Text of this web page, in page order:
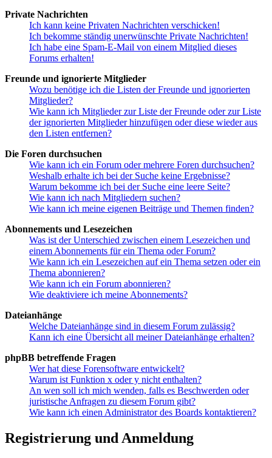
Private Nachrichten
Ich kann keine Privaten Nachrichten verschicken!
Ich bekomme ständig unerwünschte Private Nachrichten!
Ich habe eine Spam-E-Mail von einem Mitglied dieses
Forums erhalten!
Freunde und ignorierte Mitglieder
Wozu benötige ich die Listen der Freunde und ignorierten
Mitglieder?
Wie kann ich Mitglieder zur Liste der Freunde oder zur Liste
der ignorierten Mitglieder hinzufügen oder diese wieder aus
den Listen entfernen?
Die Foren durchsuchen
Wie kann ich ein Forum oder mehrere Foren durchsuchen?
Weshalb erhalte ich bei der Suche keine Ergebnisse?
Warum bekomme ich bei der Suche eine leere Seite?
Wie kann ich nach Mitgliedern suchen?
Wie kann ich meine eigenen Beiträge und Themen finden?
Abonnements und Lesezeichen
Was ist der Unterschied zwischen einem Lesezeichen und
einem Abonnements für ein Thema oder Forum?
Wie kann ich ein Lesezeichen auf ein Thema setzen oder ein
Thema abonnieren?
Wie kann ich ein Forum abonnieren?
Wie deaktiviere ich meine Abonnements?
Dateianhänge
Welche Dateianhänge sind in diesem Forum zulässig?
Kann ich eine Übersicht all meiner Dateianhänge erhalten?
phpBB betreffende Fragen
Wer hat diese Forensoftware entwickelt?
Warum ist Funktion x oder y nicht enthalten?
An wen soll ich mich wenden, falls es Beschwerden oder
juristische Anfragen zu diesem Forum gibt?
Wie kann ich einen Administrator des Boards kontaktieren?
Registrierung und Anmeldung